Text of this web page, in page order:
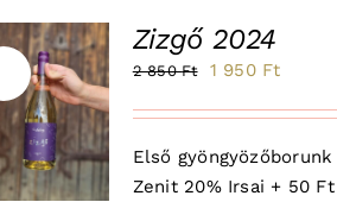
Zizgő 2024
2 850Ft
Original
2
850 Ft.
1 950 FtCurrent
1
950
Első
Zenit 20% Irsai + 50